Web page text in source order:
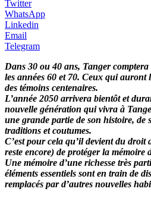
Twitter
WhatsApp
Linkedin
Email
Telegram
Dans 30 ou 40 ans, Tanger
les années 60 et 70. Ceux qui auront
des témoins centenaires.
L’année 2050 arrivera bientôt et
nouvelle génération qui vivra à
une grande partie de son histoire, de
traditions et coutumes.
C’est pour cela qu’il devient du droit
reste encore) de protéger la mémoire
Une mémoire d’une richesse très
éléments essentiels sont en train de
remplacés par d’autres nouvelles